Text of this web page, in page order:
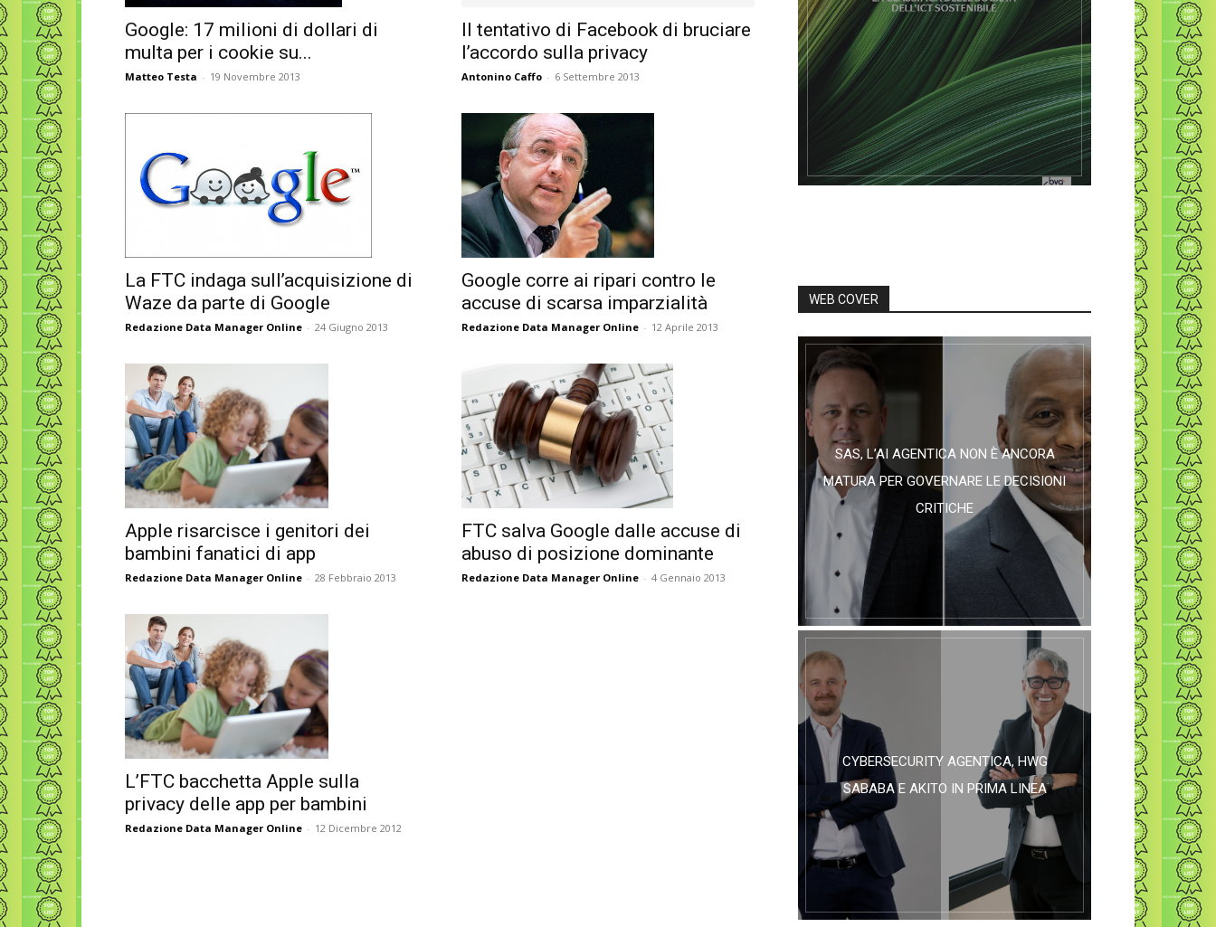
Google: 17 milioni di dollari di
multa per i cookie su...
Matteo Testa - 19 Novembre 2013
Il tentativo di Facebook di bruciare
l’accordo sulla privacy
Antonino Caffo - 6 Settembre 2013
La FTC indaga sull’acquisizione di
Waze da parte di Google
Redazione Data Manager Online - 24 Giugno 2013
Google corre ai ripari contro le
accuse di scarsa imparzialità
Redazione Data Manager Online - 12 Aprile 2013
Apple risarcisce i genitori dei
bambini fanatici di app
Redazione Data Manager Online - 28 Febbraio 2013
FTC salva Google dalle accuse di
abuso di posizione dominante
Redazione Data Manager Online - 4 Gennaio 2013
L’FTC bacchetta Apple sulla
privacy delle app per bambini
Redazione Data Manager Online - 12 Dicembre 2012
WEB COVER
SAS, L’AI AGENTICA NON È ANCORA
MATURA PER GOVERNARE LE DECISIONI
CRITICHE
CYBERSECURITY AGENTICA, HWG
SABABA E AKITO IN PRIMA LINEA